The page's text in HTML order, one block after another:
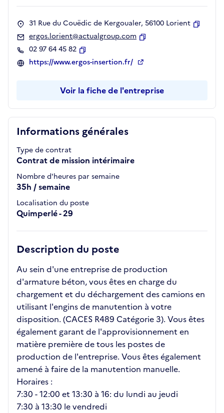
Informations générales
Type de contrat
Contrat de mission intérimaire
Nombre d'heures par semaine
35h / semaine
Localisation du poste
Quimperlé - 29
Description du poste
Au sein d'une entreprise de production
d'armature béton, vous êtes en charge du
chargement et du déchargement des camions en
utilisant l'engins de manutention à votre
disposition. (CACES R489 Catégorie 3). Vous êtes
également garant de l'approvisionnement en
matière première de tous les postes de
production de l'entreprise. Vous êtes également
amené à faire de la manutention manuelle.
Horaires :
7:30 - 12:00 et 13:30 à 16: du lundi au jeudi
7:30 à 13:30 le vendredi
31 Rue du Couëdic de Kergoualer, 56100 Lorient
ergos.lorient@actualgroup.com
02 97 64 45 82
Copier
https://www.ergos-insertion.fr/
Voir la fiche de l'entreprise